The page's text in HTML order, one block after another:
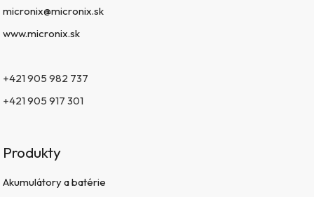
micronix@micronix.sk
www.micronix.sk
+421 905 982 737
+421 905 917 301
Produkty
Akumulátory a batérie